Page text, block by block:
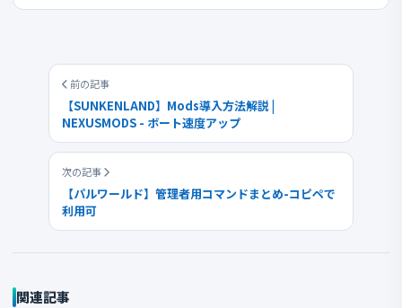
前の記事
【SUNKENLAND】Mods導入方法解説 |
NEXUSMODS - ボート速度アップ
次の記事
【パルワールド】管理者用コマンドまとめ-コピペで
利用可
関連記事